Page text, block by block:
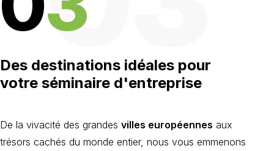
Des destinations idéales pour
votre séminaire d'entreprise
De la vivacité des grandes villes européennes aux
trésors cachés du monde entier, nous vous emmenons